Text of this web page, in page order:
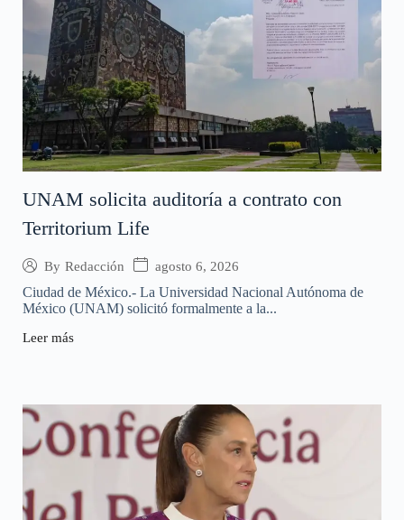
UNAM solicita auditoría a contrato con
Territorium Life
By Redacción agosto 6, 2026
Ciudad de México.- La Universidad Nacional Autónoma de
México (UNAM) solicitó formalmente a la...
Leer más